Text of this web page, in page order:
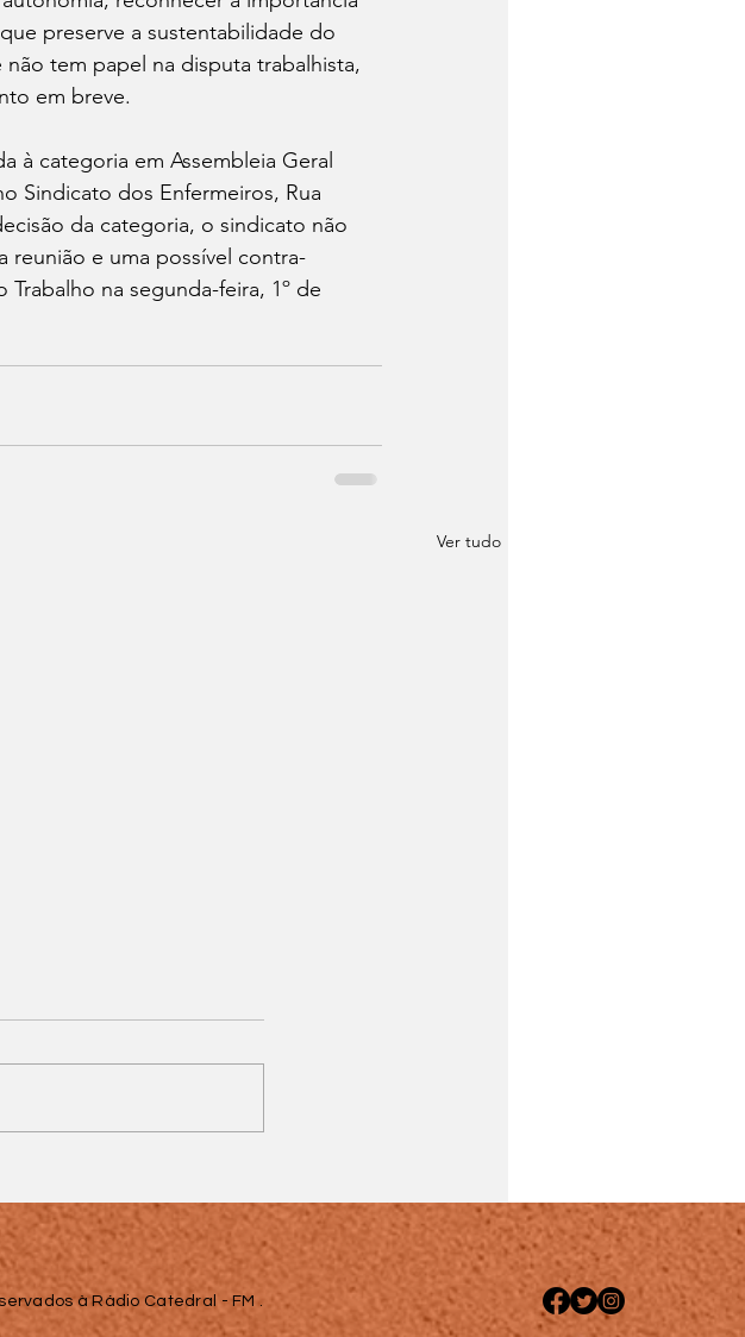
preserve a sustentabilidade do
tem papel na disputa trabalhista,
em breve.
à categoria em Assembleia Geral
Sindicato dos Enfermeiros, Rua
da categoria, o sindicato não
reunião e uma possível contra-
na segunda-feira, 1º de
Ver tudo
de
à Rádio Catedral - FM .